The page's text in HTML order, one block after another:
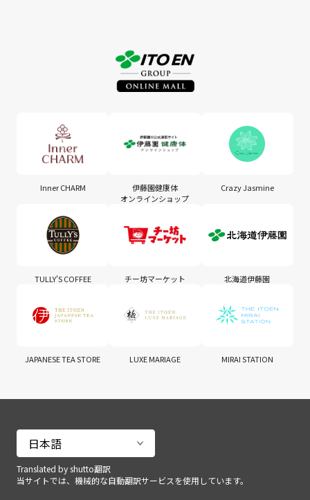
Inner CHARM
伊藤園健康体
オンラインショップ
Crazy Jasmine
TULLY'S COFFEE チー坊マーケット 北海道伊藤園
JAPANESE TEA STORE LUXE MARIAGE MIRAI STATION
Translated by shutto翻訳
当サイトでは、機械的な自動翻訳サービスを使用しています。